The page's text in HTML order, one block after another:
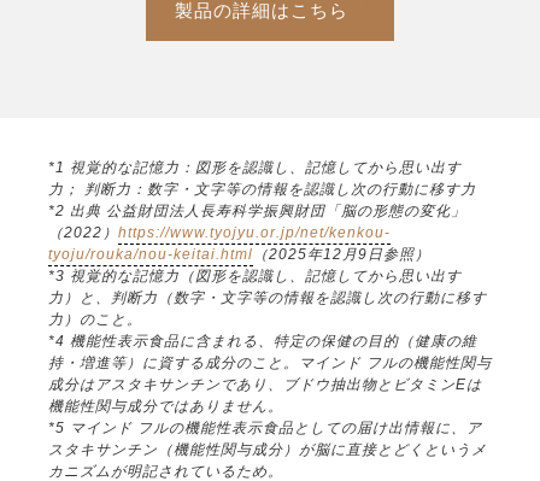
製品の詳細はこちら
*1 視覚的な記憶力：図形を認識し、記憶してから思い出す
力； 判断力：数字・文字等の情報を認識し次の行動に移す力
*2 出典 公益財団法人長寿科学振興財団「脳の形態の変化」
（2022） https://www.tyojyu.or.jp/net/kenkou-
tyoju/rouka/nou-keitai.html （2025年12月9日参照）
*3 視覚的な記憶力（図形を認識し、記憶してから思い出す
力）と、判断力（数字・文字等の情報を認識し次の行動に移す
力）のこと。
*4 機能性表示食品に含まれる、特定の保健の目的（健康の維
持・増進等）に資する成分のこと。マインド フルの機能性関与
成分はアスタキサンチンであり、ブドウ抽出物とビタミンEは
機能性関与成分ではありません。
*5 マインド フルの機能性表示食品としての届け出情報に、ア
スタキサンチン（機能性関与成分）が脳に直接とどくというメ
カニズムが明記されているため。